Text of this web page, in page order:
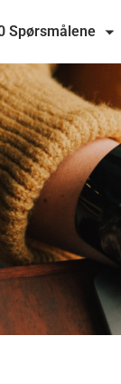
Spørsmålene